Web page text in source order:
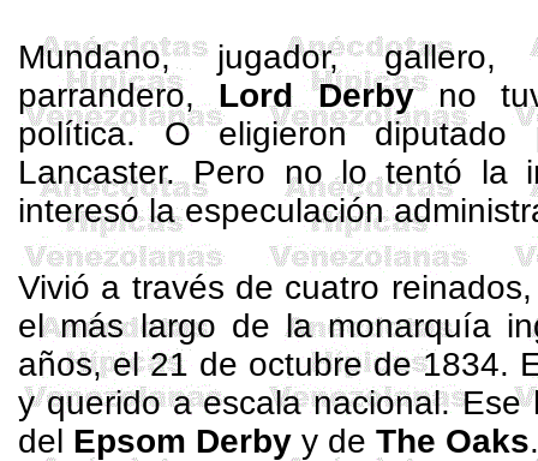
Mundano, jugador,
parrandero, Lord Derbyno
política. O eligieron
Lancaster. Pero no lo tentó la
interesó la especulación
Vivió a través de cuatro
el más largo de la monarquía
años, el 21 de octubre de 1834.
y querido a escala nacional. Ese
del Epsom Derby y deThe Oaks